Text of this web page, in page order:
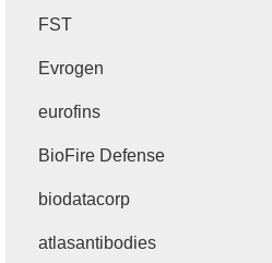
FST
Evrogen
eurofins
BioFire Defense
biodatacorp
atlasantibodies